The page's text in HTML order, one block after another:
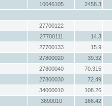
10046105
2458.3
27700122
27700111
14.3
27700133
15.9
27800020
39.32
27800040
70.315
27800030
72.49
34000010
108.26
3690010
166.42